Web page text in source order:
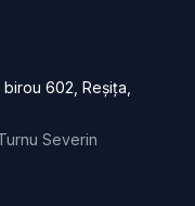
602, Reșița,
Severin